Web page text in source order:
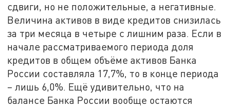
сдвиги, но не положительные, а негативные.
Величина активов в виде кредитов снизилась
за три месяца в четыре с лишним раза. Если в
начале рассматриваемого периода доля
кредитов в общем объёме активов Банка
России составляла 17,7%, то в конце периода
– лишь 6,0%. Ещё удивительно, что на
балансе Банка России вообще остаются